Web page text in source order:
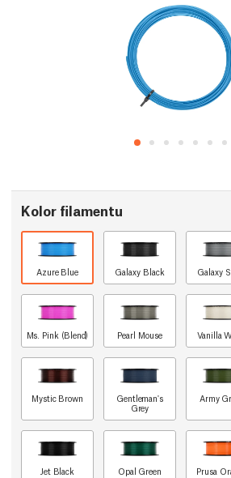
Kolor filamentu
Azure Blue Galaxy Black Galaxy
Ms. Pink (Blend) Pearl Mouse Vanilla
Mystic Brown
Gentleman's
Grey
Army
Jet Black Opal Green Prusa